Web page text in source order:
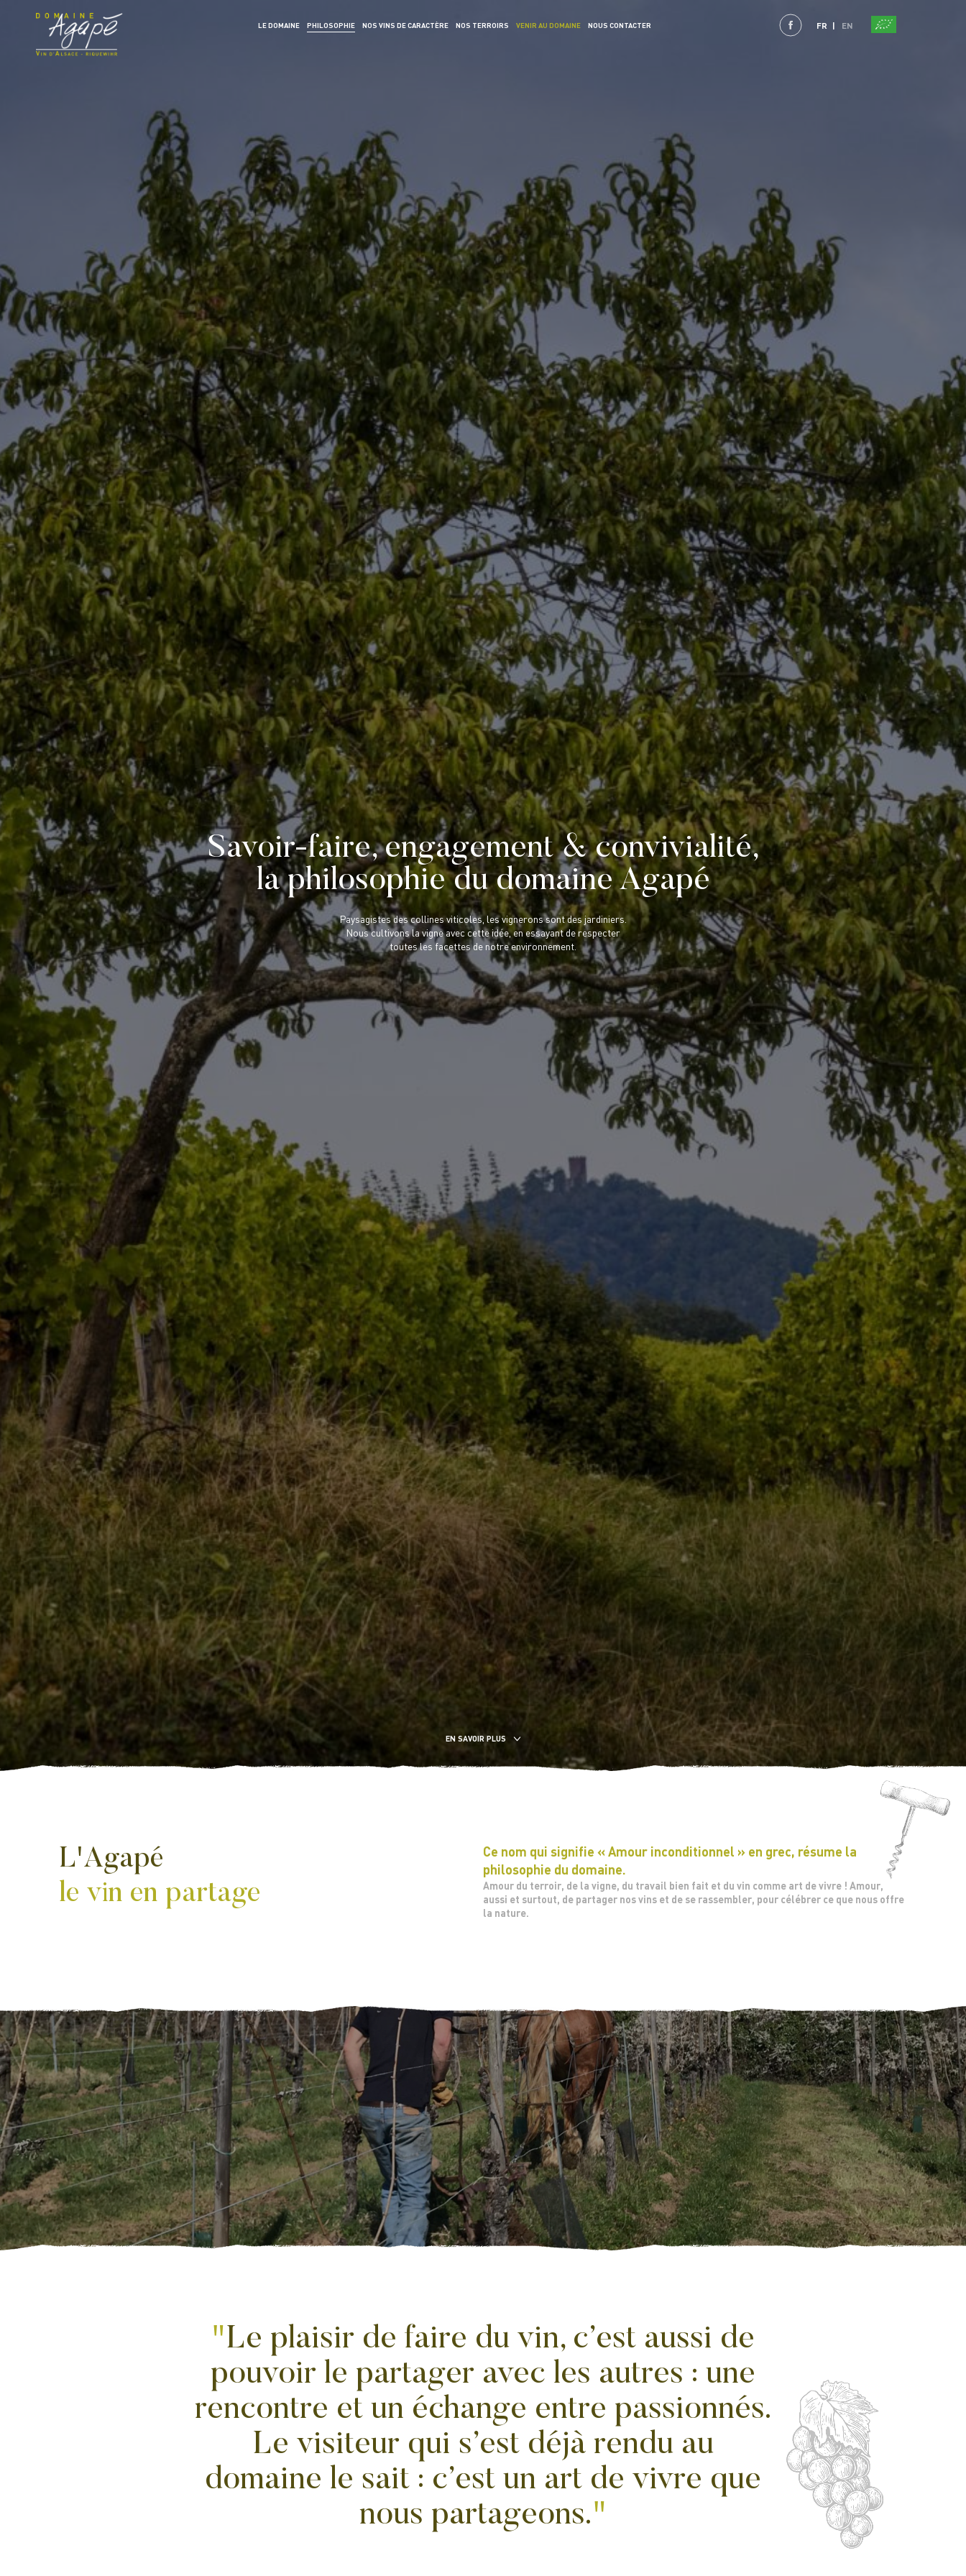
LE DOMAINE PHILOSOPHIE NOS VINS DE CARACTÈRE NOS TERROIRS VENIR AU DOMAINE NOUS CONTACTER FR EN
Savoir-faire, engagement & convivialité,
la philosophie du domaine Agapé
Paysagistes des collines viticoles, les vignerons sont des jardiniers.
Nous cultivons la vigne avec cette idée, en essayant de respecter
toutes les facettes de notre environnement.
EN SAVOIR PLUS
L'Agapé
le vin en partage
Ce nom qui signifie « Amour inconditionnel » en grec, résume la
philosophie du domaine.
Amour du terroir, de la vigne, du travail bien fait et du vin comme art de vivre ! Amour,
aussi et surtout, de partager nos vins et de se rassembler, pour célébrer ce que nous offre
la nature.
Le plaisir de faire du vin, c’est aussi de
pouvoir le partager avec les autres : une
rencontre et un échange entre passionnés.
Le visiteur qui s’est déjà rendu au
domaine le sait : c’est un art de vivre que
nous partageons.